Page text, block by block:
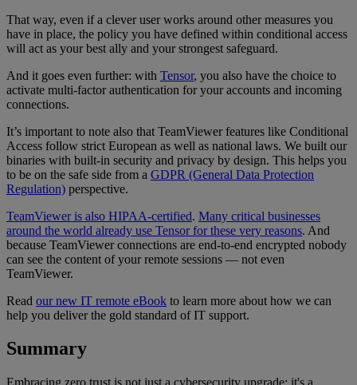
That way, even if a clever user works around other measures you
have in place, the policy you have defined within conditional access
will act as your best ally and your strongest safeguard.
And it goes even further: with Tensor, you also have the choice to
activate multi-factor authentication for your accounts and incoming
connections.
It’s important to note also that TeamViewer features like Conditional
Access follow strict European as well as national laws. We built our
binaries with built-in security and privacy by design. This helps you
to be on the safe side from a GDPR (General Data Protection
Regulation) perspective.
TeamViewer is also HIPAA-certified. Many critical businesses
around the world already use Tensor for these very reasons. And
because TeamViewer connections are end-to-end encrypted nobody
can see the content of your remote sessions — not even
TeamViewer.
Read our new IT remote eBook to learn more about how we can
help you deliver the gold standard of IT support.
Summary